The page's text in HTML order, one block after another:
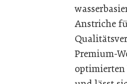
Anstriche
Premium-